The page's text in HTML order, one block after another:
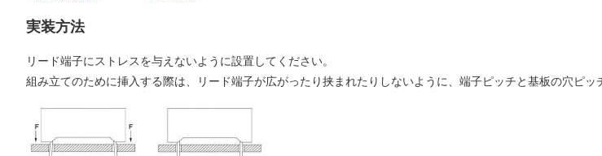
実装方法
リード端子にストレスを与えないように設置してください。
組み立てのために挿入する際は、リード端子が広がったり挟まれたりしないように、端子ピッチと基板の穴ピッ